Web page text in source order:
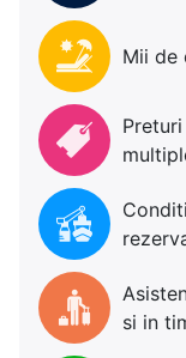
Mii de
si in